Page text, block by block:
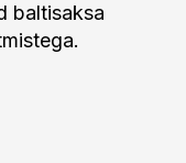
baltisaksa